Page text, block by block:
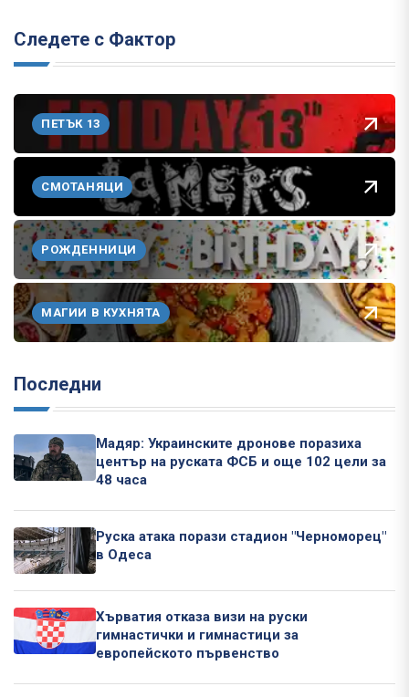
Следете с Фактор
ПЕТЪК 13
СМОТАНЯЦИ
РОЖДЕННИЦИ
МАГИИ В КУХНЯТА
Последни
Мадяр: Украинските дронове поразиха
център на руската ФСБ и още 102 цели за
48 часа
Руска атака порази стадион "Черноморец"
в Одеса
Хърватия отказа визи на руски
гимнастички и гимнастици за
европейското първенство